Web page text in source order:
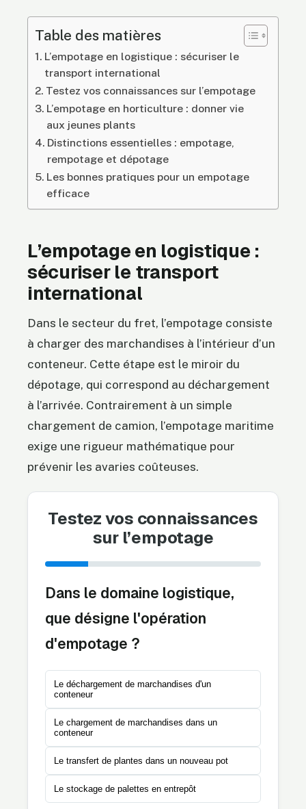
Table des matières
L’empotage en logistique : sécuriser le
transport international
Testez vos connaissances sur l’empotage
L’empotage en horticulture : donner vie
aux jeunes plants
Distinctions essentielles : empotage,
rempotage et dépotage
Les bonnes pratiques pour un empotage
efficace
L’empotage en logistique :
sécuriser le transport
international
Dans le secteur du fret, l’empotage consiste
à charger des marchandises à l’intérieur d’un
conteneur. Cette étape est le miroir du
dépotage, qui correspond au déchargement
à l’arrivée. Contrairement à un simple
chargement de camion, l’empotage maritime
exige une rigueur mathématique pour
prévenir les avaries coûteuses.
Testez vos connaissances
sur l’empotage
Dans le domaine logistique,
que désigne l'opération
d'empotage ?
Le déchargement de marchandises d'un
conteneur
Le chargement de marchandises dans un
conteneur
Le transfert de plantes dans un nouveau pot
Le stockage de palettes en entrepôt